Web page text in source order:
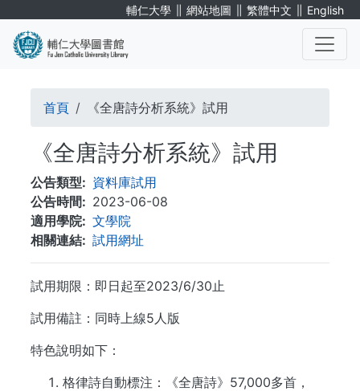
輔仁大學 ∥ 網站地圖 ∥ 繁體中文 ∥ English
導
航
連
結
首頁 《全唐詩分析系統》試用
《全唐詩分析系統》試用
公告類型
資料庫試用
公告時間
2023-06-08
適用學院
文學院
相關連結
試用網址
試用期限：即日起至2023/6/30止
試用備註：同時上線5人版
特色說明如下：
格律詩自動標注：《全唐詩》57,000多首，